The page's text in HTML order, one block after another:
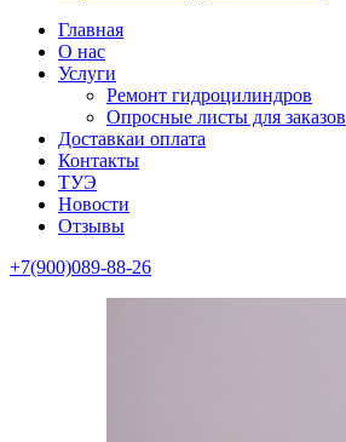
Главная
О нас
Услуги
Ремонт гидроцилиндров
Опросные листы для заказов
Доставкаи оплата
Контакты
ТУЭ
Новости
Отзывы
+7(900)089-88-26